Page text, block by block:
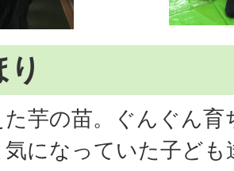
芋の苗。ぐんぐん育
気になっていた子ども